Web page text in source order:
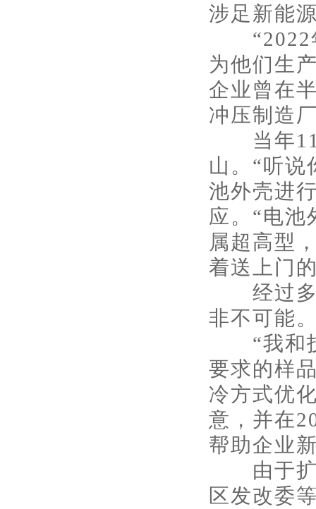
涉足新能
“2022年
为他们生
企业曾在
冲压制造
当年11
山。“听说
池外壳进
应。“电池
属超高型
着送上门
经过多
非不可能
“我和技
要求的样
冷方式优
意，并在
帮助企业
由于扩
区发改委